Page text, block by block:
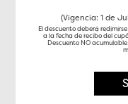
(Vigencia: 1 de
El descuento deberá
a la fecha de recibo del
Descuento NO